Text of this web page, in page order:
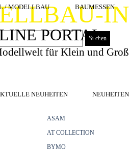
/ MODELLBAU BAUMESSEN
PORTAL
Suchen
für Klein und Groß
NEUHEITEN
ASAM
AT COLLECTION
BYMO